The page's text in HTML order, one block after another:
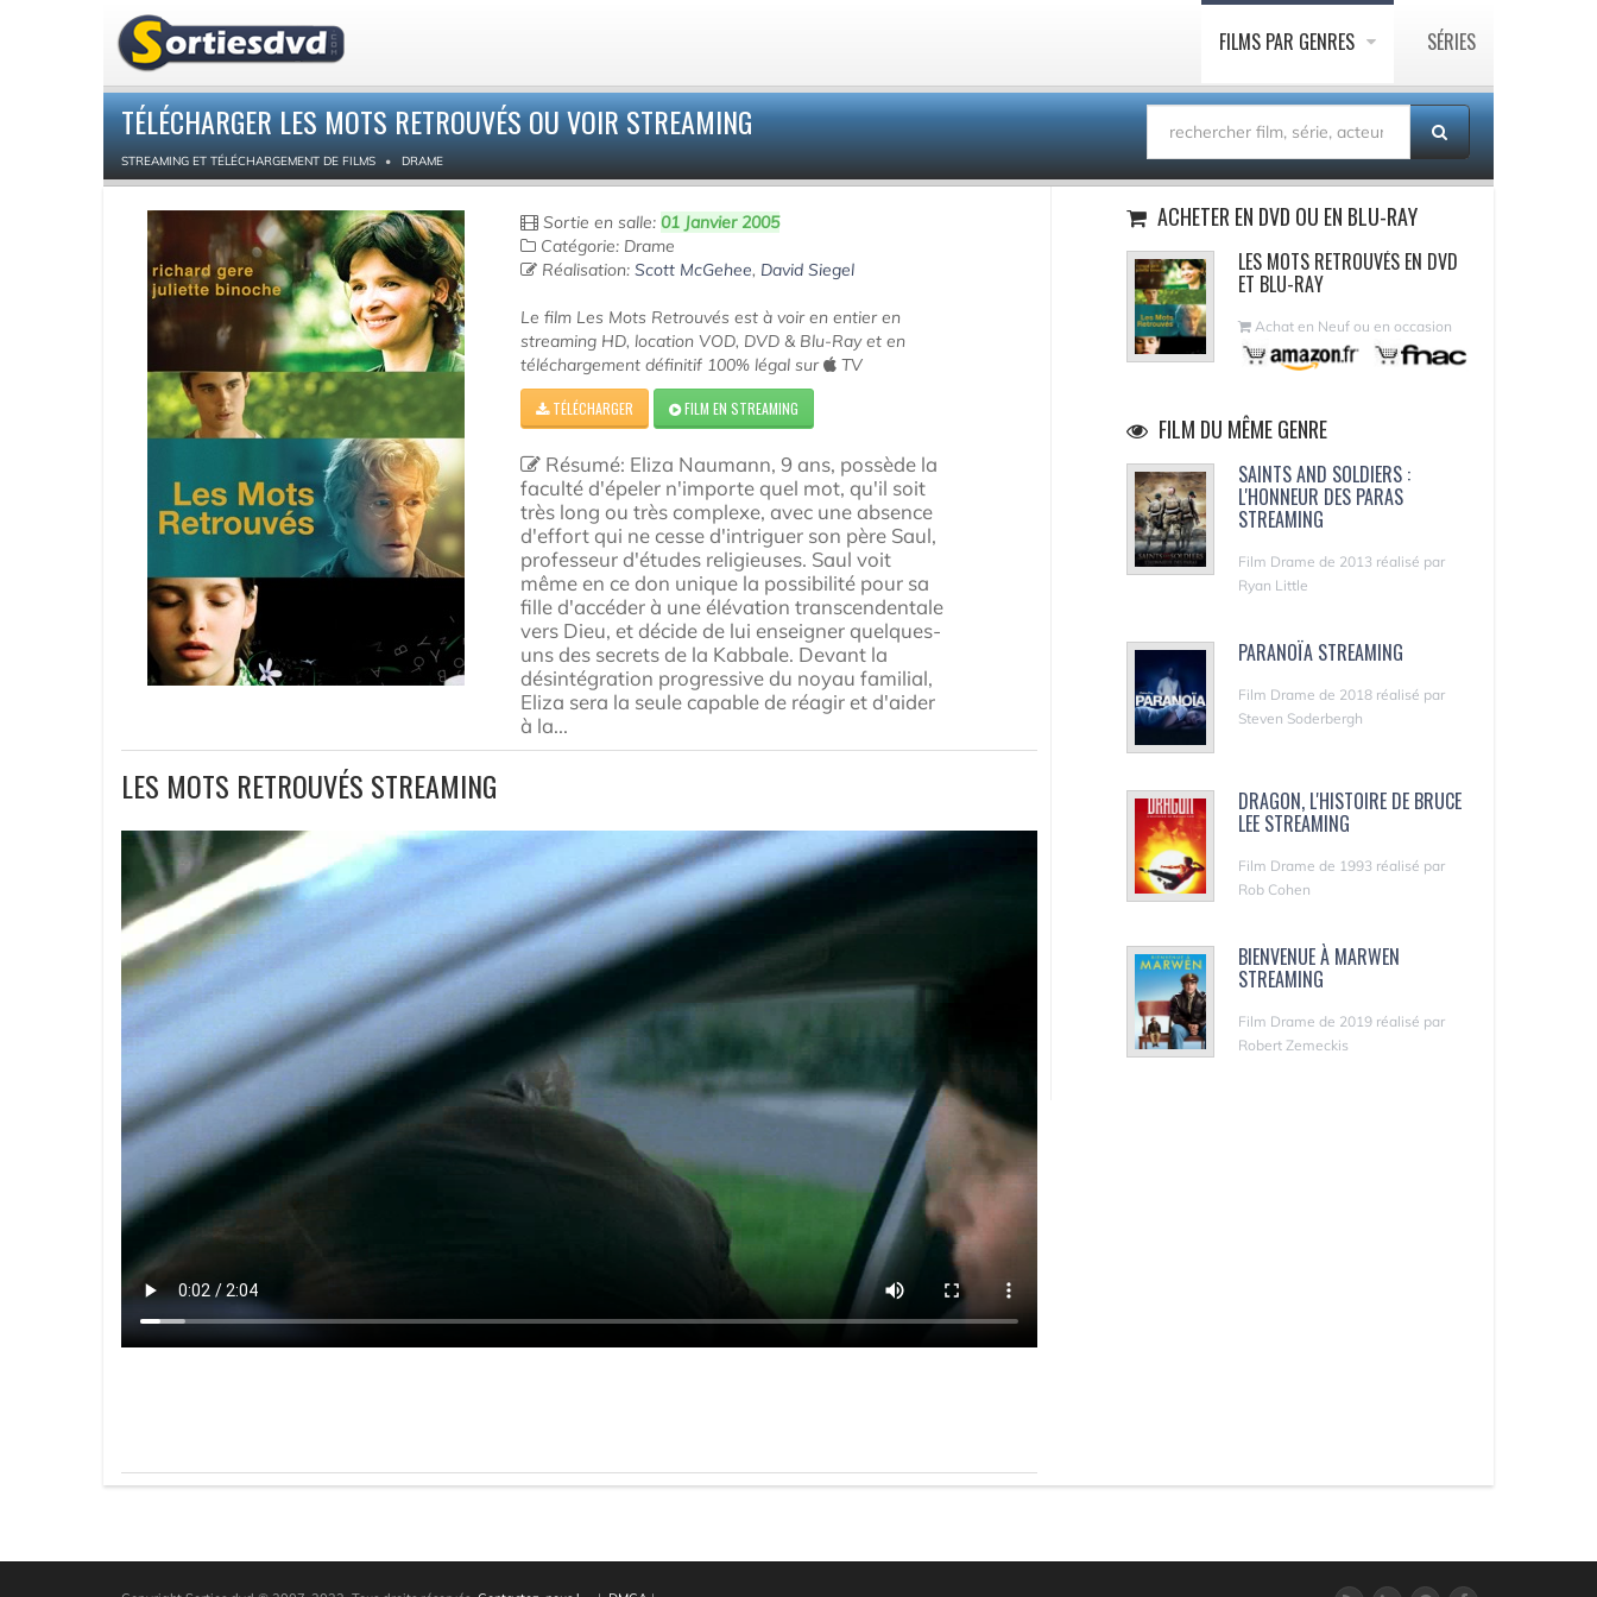
FILMS PAR GENRES SÉRIES
TÉLÉCHARGER LES MOTS RETROUVÉS OU VOIR STREAMING
STREAMING ET TÉLÉCHARGEMENT DE FILMS DRAME
Sortie en salle:01 Janvier 2005
Catégorie: Drame
Réalisation:Scott McGehee, David Siegel
Le film Les Mots Retrouvés est à voir en entier en
streaming HD, location VOD, DVD & Blu-Ray et en
téléchargement définitif 100% légal sur
TV
TÉLÉCHARGER FILM EN STREAMING
Résumé: Eliza Naumann, 9 ans, possède la
faculté d'épeler n'importe quel mot, qu'il soit
très long ou très complexe, avec une absence
d'effort qui ne cesse d'intriguer son père Saul,
professeur d'études religieuses. Saul voit
même en ce don unique la possibilité pour sa
fille d'accéder à une élévation transcendentale
vers Dieu, et décide de lui enseigner quelques-
uns des secrets de la Kabbale. Devant la
désintégration progressive du noyau familial,
Eliza sera la seule capable de réagir et d'aider
à la...
LES MOTS RETROUVÉS STREAMING
ACHETER EN DVD OU EN BLU-RAY
LES MOTS RETROUVÉS EN DVD
ET BLU-RAY
Achat en Neuf ou en occasion
FILM DU MÊME GENRE
SAINTS AND SOLDIERS :
L'HONNEUR DES PARAS
STREAMING
Film Drame de 2013 réalisé par
Ryan Little
PARANOÏA STREAMING
Film Drame de 2018 réalisé par
Steven Soderbergh
DRAGON, L'HISTOIRE DE BRUCE
LEE STREAMING
Film Drame de 1993 réalisé par
Rob Cohen
BIENVENUE À MARWEN
STREAMING
Film Drame de 2019 réalisé par
Robert Zemeckis